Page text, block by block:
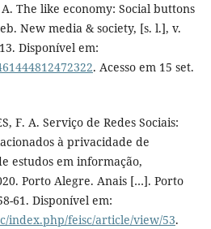
A. The like economy: Social buttons
New media & society, [s. l.], v.
Disponível em:
. Acesso em 15 set.
F. A. Serviço de Redes Sociais:
à privacidade de
estudos em informação,
Porto Alegre. Anais […]. Porto
61. Disponível em:
index.php/feisc/article/view/53.